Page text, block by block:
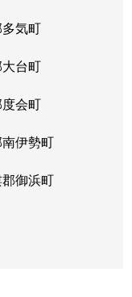
気町
台町
会町
伊勢町
御浜町